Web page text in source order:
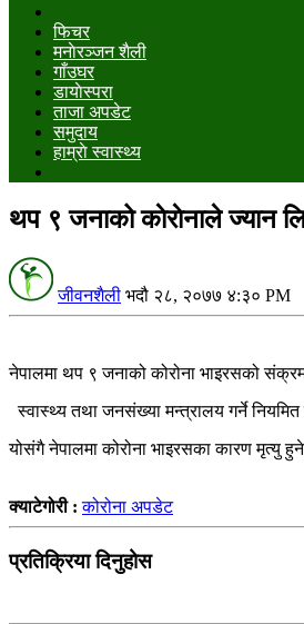
फिचर
मनाेरञ्जन शैली
गाँउघर
डायाेस्परा
ताजा अपडेट
समुदाय
हाम्राे स्वास्थ्य
थप ९ जनाको काेराेनाले ज्यान
जीवनशैली भदौ २८, २०७७ ४:३० PM
नेपालमा थप ९ जनाको कोरोना भाइरसको
स्वास्थ्य तथा जनसंख्या मन्त्रालय गर्ने
योसंगै नेपालमा कोरोना भाइरसका कारण मृत्यु
क्याटेगोरी :कोरोना अपडेट
प्रतिक्रिया दिनुहोस